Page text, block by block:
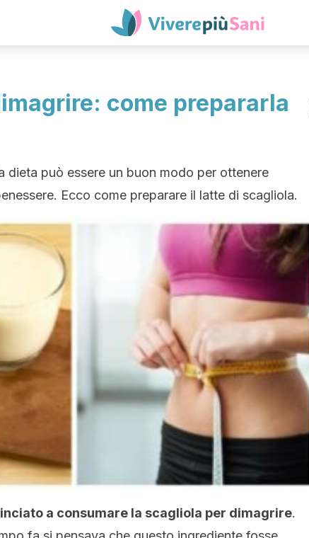
come prepararla
dieta può essere un buon modo per ottenere
Ecco come preparare il latte di scagliola.
a consumare la scagliola per dimagrire.